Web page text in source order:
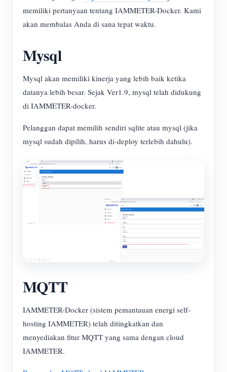
memiliki pertanyaan tentang IAMMETER-Docker. Kami
akan membalas Anda di sana tepat waktu.
Mysql
Mysql akan memiliki kinerja yang lebih baik ketika
datanya lebih besar. Sejak Ver1.9, mysql telah didukung
di IAMMETER-docker.
Pelanggan dapat memilih sendiri sqlite atau mysql (jika
mysql sudah dipilih, harus di-deploy terlebih dahulu).
MQTT
IAMMETER-Docker (sistem pemantauan energi self-
hosting IAMMETER) telah ditingkatkan dan
menyediakan fitur MQTT yang sama dengan cloud
IAMMETER.